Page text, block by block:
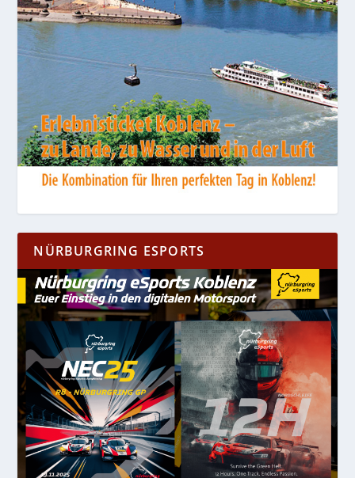
NÜRBURGRING ESPORTS